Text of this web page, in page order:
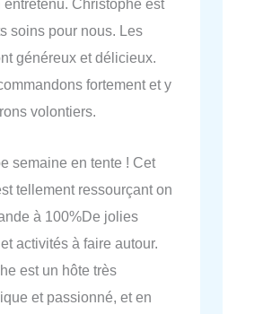
entretenu. Christophe est
soins pour nous. Les
généreux et délicieux.
fortement et y
volontiers.
semaine en tente ! Cet
tellement ressourçant on
à 100%De jolies
activités à faire autour.
est un hôte très
et passionné, et en